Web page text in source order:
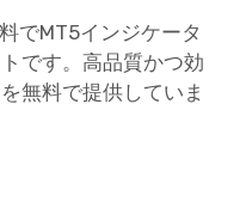
でMT5インジケータ
です。高品質かつ効
無料で提供していま